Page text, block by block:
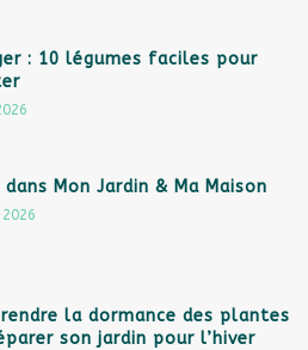
: 10 légumes faciles pour
dans Mon Jardin & Ma Maison
la dormance des plantes
son jardin pour l’hiver